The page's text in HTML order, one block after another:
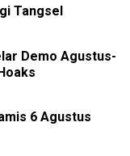
Tangsel
Demo Agustus-
6 Agustus